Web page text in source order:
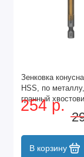
Зенковка
HSS, по
гранный
254 р.
В корзину